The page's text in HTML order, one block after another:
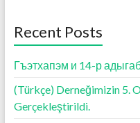
o
k
Recent Posts
Гъэтхапэм и 14-р
(Türkçe) Derneğimizin 5.
Gerçekleştirildi.